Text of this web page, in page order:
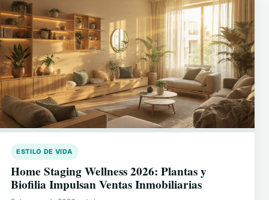
ESTILO DE VIDA
Home Staging Wellness 2026: Plantas y
Biofilia Impulsan Ventas Inmobiliarias